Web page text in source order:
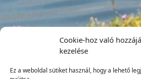
Cookie-hoz való
kezelése
Ez a weboldal sütiket használ, hogy a lehető